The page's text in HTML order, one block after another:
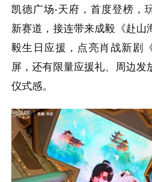
凯德广场·天府 ，首度登榜，
新赛道，接连带来成毅《赴山
毅生日应援，点亮肖战新剧
屏，还有限量应援礼、周边发
仪式感。